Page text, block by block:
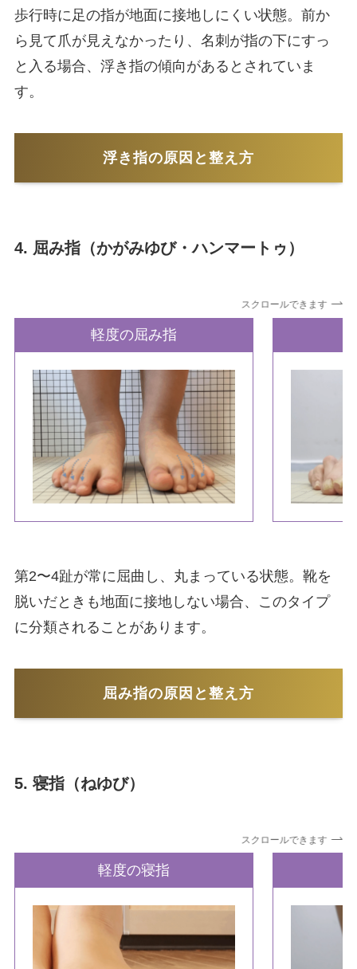
歩行時に足の指が地面に接地しにくい状態。前か
ら見て爪が見えなかったり、名刺が指の下にすっ
と入る場合、浮き指の傾向があるとされていま
す。
浮き指の原因と整え方
4. 屈み指（かがみゆび・ハンマートゥ）
スクロールできます
軽度の屈み指
第2〜4趾が常に屈曲し、丸まっている状態。靴を
脱いだときも地面に接地しない場合、このタイプ
に分類されることがあります。
屈み指の原因と整え方
5. 寝指（ねゆび）
スクロールできます
軽度の寝指